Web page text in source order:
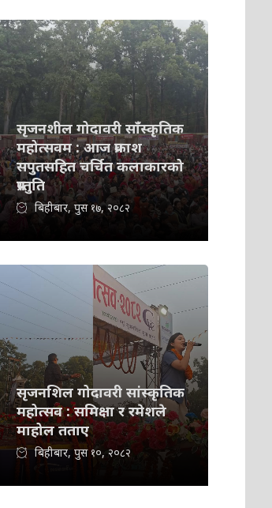
सृजनशील गोदावरी साँस्कृतिक
महोत्सवम : आज प्रकाश
सपुतसहित चर्चित कलाकारको
प्रस्तुति
बिहीबार, पुस १७, २०८२
सृजनशिल गोदावरी सांस्कृतिक
महोत्सव : समिक्षा र रमेशले
माहोल तताए
बिहीबार, पुस १०, २०८२